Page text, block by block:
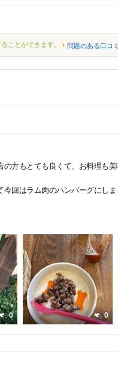
ことができます。 問題のある口コ
方もとても良くて、お料理も
回はラム肉のハンバーグにし
0 0